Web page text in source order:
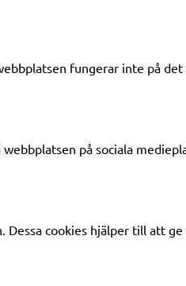
fungerar inte på
på sociala
cookies hjälper till att